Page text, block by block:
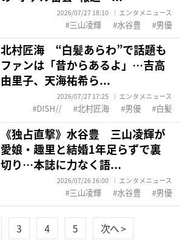
2026/07/27 18:10 エンタメニュース
三山凌輝 水谷豊 男優
北村匠海 “白髪あらわ”で話題も
ファンは「昔からあるよ」…吉高
由里子、天海祐希ら...
2026/07/27 17:25 エンタメニュース
DISH// 北村匠海 男優 白髪
《独占直撃》水谷豊 三山凌輝が
愛娘・趣里と結婚1年足らずで裏
切り…本誌に力なく語...
2026/07/26 16:00 エンタメニュース
三山凌輝 水谷豊 男優
3 4 5 次へ >